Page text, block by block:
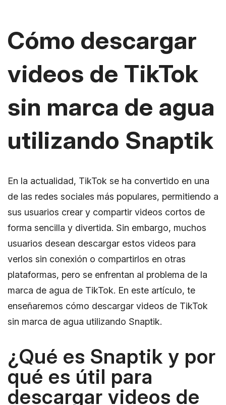
Cómo descargar
videos de TikTok
sin marca de agua
utilizando Snaptik
En la actualidad, TikTok se ha convertido en una
de las redes sociales más populares, permitiendo a
sus usuarios crear y compartir videos cortos de
forma sencilla y divertida. Sin embargo, muchos
usuarios desean descargar estos videos para
verlos sin conexión o compartirlos en otras
plataformas, pero se enfrentan al problema de la
marca de agua de TikTok. En este artículo, te
enseñaremos cómo descargar videos de TikTok
sin marca de agua utilizando Snaptik.
¿Qué es Snaptik y por
qué es útil para
descargar videos de